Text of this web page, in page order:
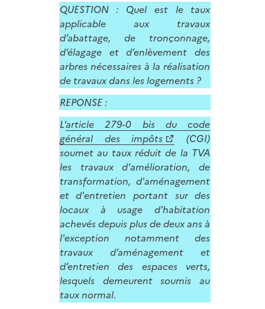
QUESTION : Quel est le taux
applicable aux travaux
d’abattage, de tronçonnage,
d’élagage et d’enlèvement des
arbres nécessaires à la réalisation
de travaux dans les logements ?
REPONSE :
L’article 279-0 bis du code
général des impôts
(CGI)
soumet au taux réduit de la TVA
les travaux d'amélioration, de
transformation, d'aménagement
et d'entretien portant sur des
locaux à usage d'habitation
achevés depuis plus de deux ans à
l'exception notamment des
travaux d’aménagement et
d’entretien des espaces verts,
lesquels demeurent soumis au
taux normal.